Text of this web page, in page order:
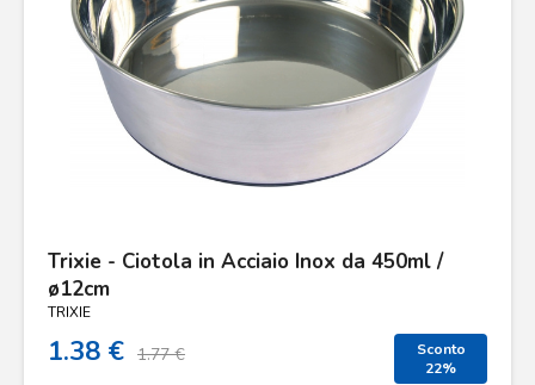
Trixie - Ciotola in Acciaio Inox da 450ml /
ø12cm
TRIXIE
1.38 € 1.77 €
Sconto
22%